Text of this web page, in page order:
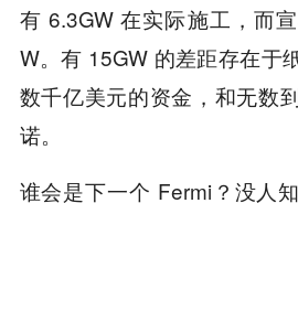
有 6.3GW 在实际施工，而
W。有 15GW 的差距存在于
数千亿美元的资金，和无数
诺。
谁会是下一个 Fermi？没人